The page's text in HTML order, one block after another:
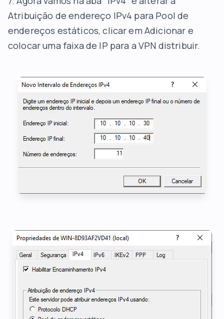
Atribuição de endereço IPv4 para Pool de
endereços estáticos, clicar em Adicionar e
colocar uma faixa de IP para a VPN distribuir.